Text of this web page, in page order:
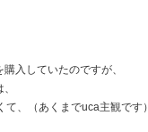
購入していたのですが、
、（あくまでuca主観です）